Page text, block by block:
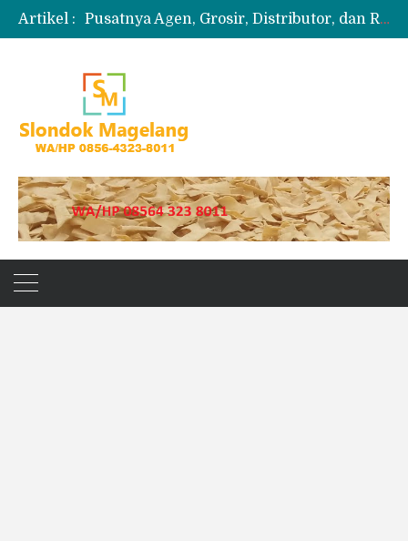
Artikel :
Pusatnya Agen, Grosir, Distributor, dan Reseller Puyur Koin
Produksi Slondok
Jual Puyur Koin Mentah 1 Ball 5 kg